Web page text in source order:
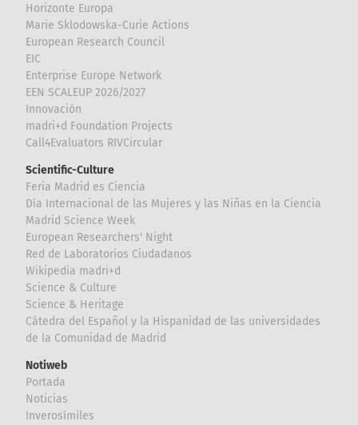
Horizonte Europa
Marie Sklodowska-Curie Actions
European Research Council
EIC
Enterprise Europe Network
EEN SCALEUP 2026/2027
Innovación
madri+d Foundation Projects
Call4Evaluators RIVCircular
Scientific-Culture
Feria Madrid es Ciencia
Día Internacional de las Mujeres y las Niñas en la Ciencia
Madrid Science Week
European Researchers' Night
Red de Laboratorios Ciudadanos
Wikipedia madri+d
Science & Culture
Science & Heritage
Cátedra del Español y la Hispanidad de las universidades
de la Comunidad de Madrid
Notiweb
Portada
Noticias
Inverosímiles